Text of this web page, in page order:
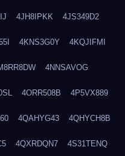
4JH8IPKK 4JS349D2
4KNS3G0Y 4KQJIFMI
4NNSAVOG
4ORR508B 4P5VX889
4QAHYG43 4QHYCH8B
4QXRDQN7 4S31TENQ